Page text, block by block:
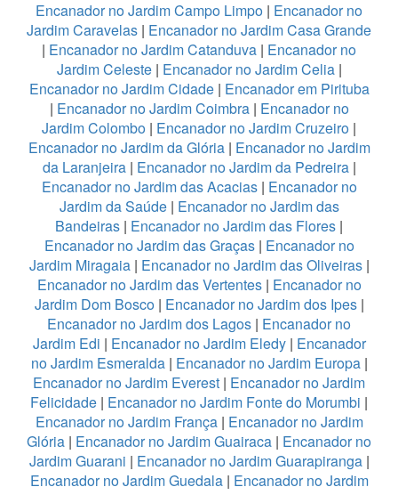
Encanador no Jardim Campo Limpo | Encanador no
Jardim Caravelas | Encanador no Jardim Casa Grande
| Encanador no Jardim Catanduva | Encanador no
Jardim Celeste| Encanador no Jardim Celia|
Encanador no Jardim Cidade| Encanador em Pirituba
| Encanador no Jardim Coimbra| Encanador no
Jardim Colombo | Encanador no Jardim Cruzeiro |
Encanador no Jardim da Glória| Encanador no Jardim
da Laranjeira| Encanador no Jardim da Pedreira|
Encanador no Jardim das Acacias| Encanador no
Jardim da Saúde| Encanador no Jardim das
Bandeiras | Encanador no Jardim das Flores |
Encanador no Jardim das Graças| Encanador no
Jardim Miragaia| Encanador no Jardim das Oliveiras|
Encanador no Jardim das Vertentes| Encanador no
Jardim Dom Bosco| Encanador no Jardim dos Ipes|
Encanador no Jardim dos Lagos | Encanador no
Jardim Edi | Encanador no Jardim Eledy| Encanador
no Jardim Esmeralda| Encanador no Jardim Europa|
Encanador no Jardim Everest | Encanador no Jardim
Felicidade | Encanador no Jardim Fonte do Morumbi |
Encanador no Jardim França| Encanador no Jardim
Glória | Encanador no Jardim Guairaca | Encanador no
Jardim Guarani | Encanador no Jardim Guarapiranga|
Encanador no Jardim Guedala| Encanador no Jardim